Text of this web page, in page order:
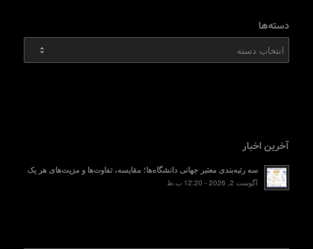
دسته‌ها
آخرین اخبار
سه رتبه‌بندی معتبر جهانی دانشگاه‌ها؛ مقایسه، تفاوت‌ها و مزیت‌های هر یک
آگوست 2, 2026 - 12:20 ب.ظ